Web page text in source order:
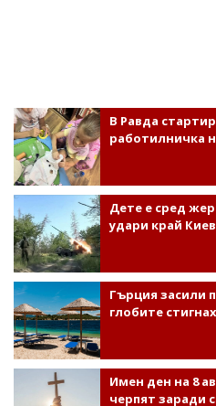
В Равда
работилничка
Дете е сред
удари край Киев
Гърция засили
глобите
Имен ден на 8
черпят заради